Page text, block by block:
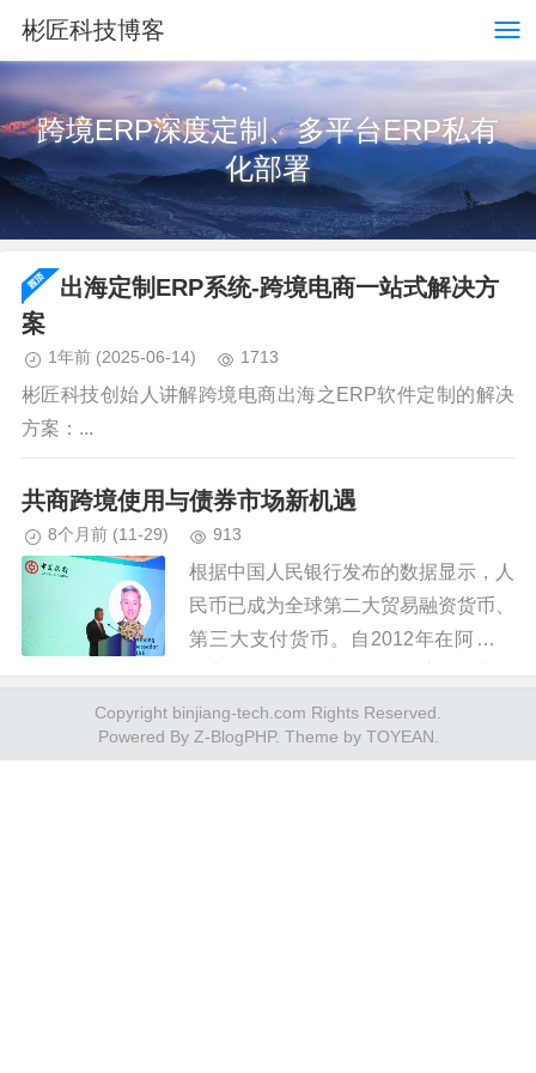
彬匠科技博客
跨境ERP深度定制、多平台ERP私有
化部署
出海定制ERP系统-跨境电商一站式解决方
案
1年前 (2025-06-14) 1713
彬匠科技创始人讲解跨境电商出海之ERP软件定制的解决
方案：...
共商跨境使用与债券市场新机遇
8个月前 (11-29) 913
根据中国人民银行发布的数据显示，人
民币已成为全球第二大贸易融资货币、
第三大支付货币。自2012年在阿联酋
经贸往来与金融合作，在跨境融资、离
岸债券承销、人民币清算等领域...
Copyright binjiang-tech.com Rights Reserved.
Powered By Z-BlogPHP. Theme by TOYEAN